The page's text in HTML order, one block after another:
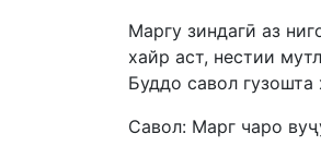
Маргу зиндагӣ аз
хайр аст, нестии
Буддо савол
Савол: Марг чаро